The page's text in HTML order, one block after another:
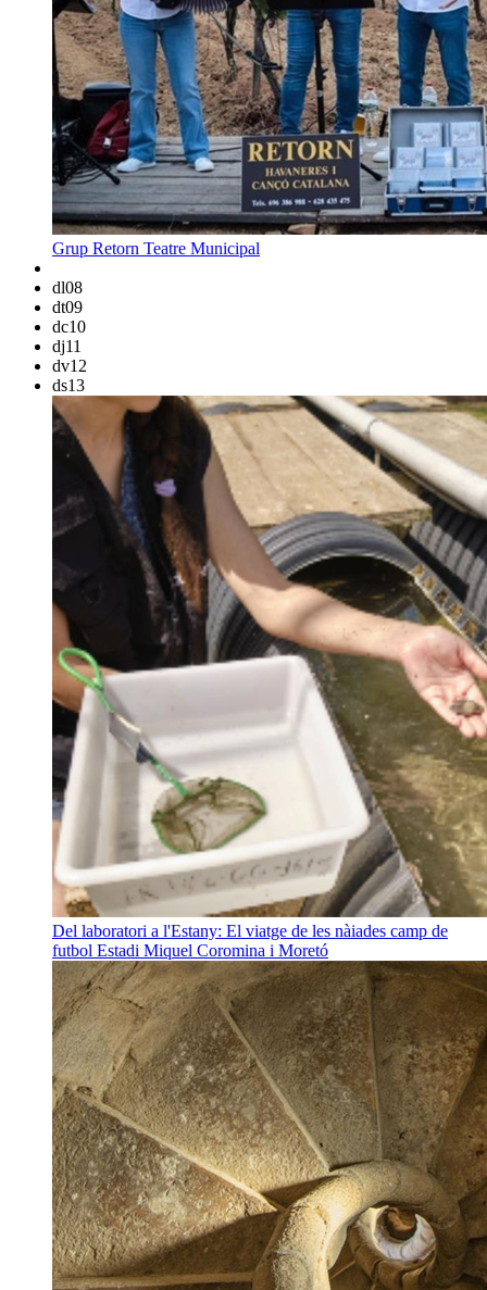
Grup Retorn Teatre Municipal
dl08
dt09
dc10
dj11
dv12
ds13
Del laboratori a l'Estany: El viatge de les nàiades camp de
futbol Estadi Miquel Coromina i Moretó